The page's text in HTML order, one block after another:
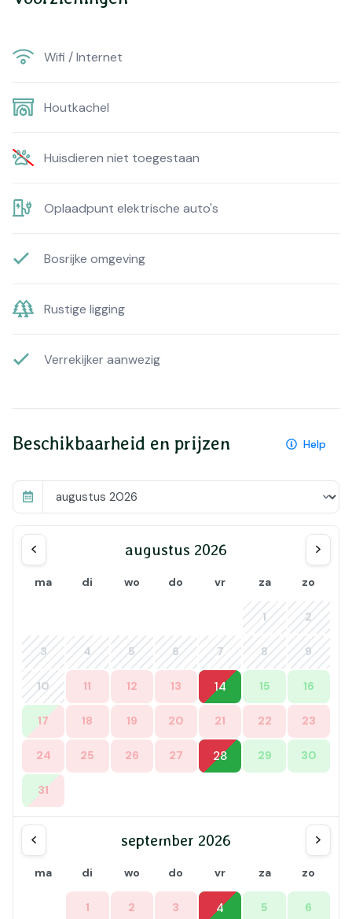
Wifi / Internet
Houtkachel
Huisdieren niet toegestaan
Oplaadpunt elektrische auto's
Bosrijke omgeving
Rustige ligging
Verrekijker aanwezig
Beschikbaarheid en prijzen Help
augustus 2026
ma di wo do vr za zo
1 2
3 4 5 6 7 8 9
10 11 12 13 14 15 16
17 18 19 20 21 22 23
24 25 26 27 28 29 30
31
september 2026
ma di wo do vr za zo
1 2 3 4 5 6